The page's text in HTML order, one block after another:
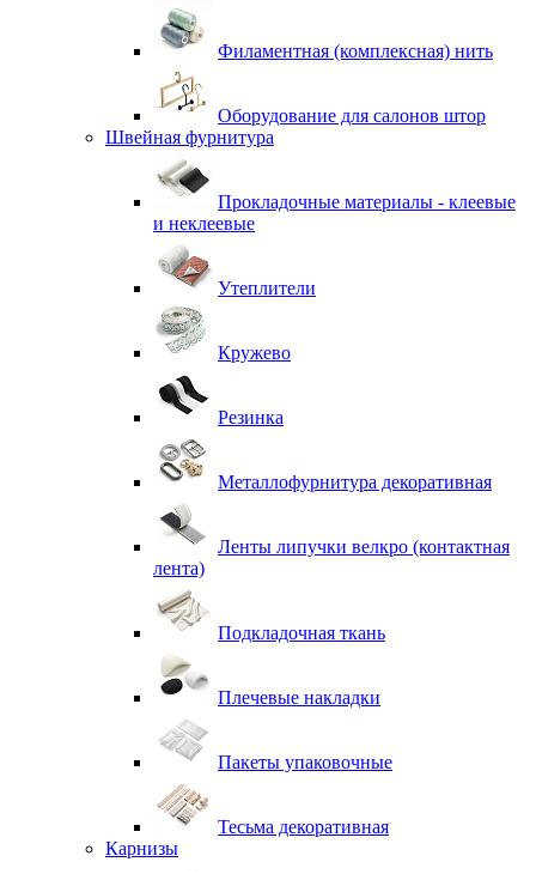
Филаментная (комплексная) нить
Оборудование для салонов штор
Швейная фурнитура
Прокладочные материалы - клеевые
и неклеевые
Утеплители
Кружево
Резинка
Металлофурнитура декоративная
Ленты липучки велкро (контактная
лента)
Подкладочная ткань
Плечевые накладки
Пакеты упаковочные
Тесьма декоративная
Карнизы